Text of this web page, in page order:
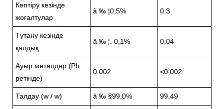
Кептіру кезінде
жоғалтулар
â ‰ ¦0,5% 0.3
Тұтану кезінде
қалдық
â ‰ ¦. 0,1% 0.04
Ауыр металдар (Pb
ретінде)
0.002 <0.002
Талдау (w / w) â ‰ §99,0% 99.49